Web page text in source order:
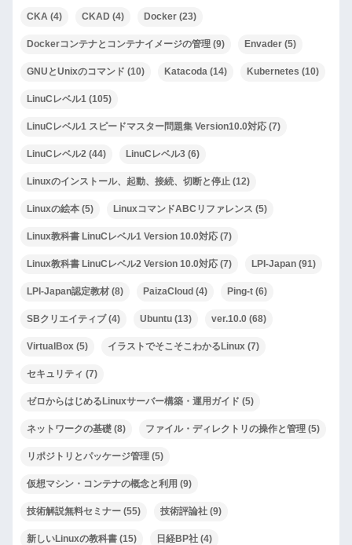
CKA (4) CKAD (4) Docker (23)
Dockerコンテナとコンテナイメージの管理 (9) Envader (5)
GNUとUnixのコマンド (10) Katacoda (14) Kubernetes (10)
LinuCレベル1 (105)
LinuCレベル1 スピードマスター問題集 Version10.0対応 (7)
LinuCレベル2 (44) LinuCレベル3 (6)
Linuxのインストール、起動、接続、切断と停止 (12)
Linuxの絵本 (5) LinuxコマンドABCリファレンス (5)
Linux教科書 LinuCレベル1 Version 10.0対応 (7)
Linux教科書 LinuCレベル2 Version 10.0対応 (7) LPI-Japan (91)
LPI-Japan認定教材 (8) PaizaCloud (4) Ping-t (6)
SBクリエイティブ(4) Ubuntu (13) ver.10.0 (68)
VirtualBox (5) イラストでそこそこわかるLinux (7)
セキュリティ (7)
ゼロからはじめるLinuxサーバー構築・運用ガイド (5)
ネットワークの基礎 (8) ファイル・ディレクトリの操作と管理 (5)
リポジトリとパッケージ管理 (5)
仮想マシン・コンテナの概念と利用 (9)
技術解説無料セミナー (55) 技術評論社 (9)
新しいLinuxの教科書 (15) 日経BP社 (4)